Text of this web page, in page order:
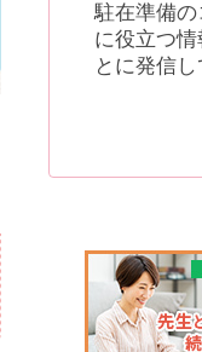
駐在準備
に役立つ
とに発信し